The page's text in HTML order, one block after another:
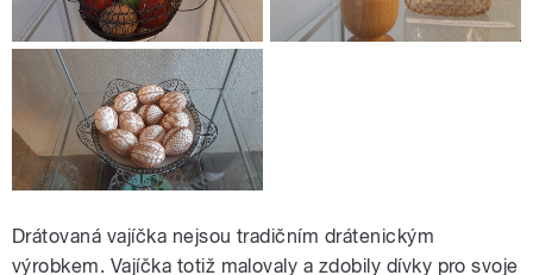
Drátovaná vajíčka nejsou tradičním drátenickým
výrobkem. Vajíčka totiž malovaly a zdobily dívky pro svoje